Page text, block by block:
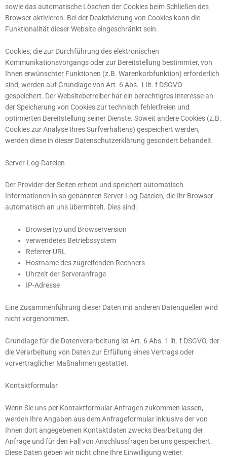
sowie das automatische Löschen der Cookies beim Schließen des
Browser aktivieren. Bei der Deaktivierung von Cookies kann die
Funktionalität dieser Website eingeschränkt sein.
Cookies, die zur Durchführung des elektronischen
Kommunikationsvorgangs oder zur Bereitstellung bestimmter, von
Ihnen erwünschter Funktionen (z.B. Warenkorbfunktion) erforderlich
sind, werden auf Grundlage von Art. 6 Abs. 1 lit. f DSGVO
gespeichert. Der Websitebetreiber hat ein berechtigtes Interesse an
der Speicherung von Cookies zur technisch fehlerfreien und
optimierten Bereitstellung seiner Dienste. Soweit andere Cookies (z.B.
Cookies zur Analyse Ihres Surfverhaltens) gespeichert werden,
werden diese in dieser Datenschutzerklärung gesondert behandelt.
Server-Log-Dateien
Der Provider der Seiten erhebt und speichert automatisch
Informationen in so genannten Server-Log-Dateien, die Ihr Browser
automatisch an uns übermittelt. Dies sind:
Browsertyp und Browserversion
verwendetes Betriebssystem
Referrer URL
Hostname des zugreifenden Rechners
Uhrzeit der Serveranfrage
IP-Adresse
Eine Zusammenführung dieser Daten mit anderen Datenquellen wird
nicht vorgenommen.
Grundlage für die Datenverarbeitung ist Art. 6 Abs. 1 lit. f DSGVO, der
die Verarbeitung von Daten zur Erfüllung eines Vertrags oder
vorvertraglicher Maßnahmen gestattet.
Kontaktformular
Wenn Sie uns per Kontaktformular Anfragen zukommen lassen,
werden Ihre Angaben aus dem Anfrageformular inklusive der von
Ihnen dort angegebenen Kontaktdaten zwecks Bearbeitung der
Anfrage und für den Fall von Anschlussfragen bei uns gespeichert.
Diese Daten geben wir nicht ohne Ihre Einwilligung weiter.